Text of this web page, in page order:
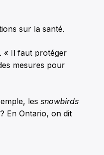
sur la santé.
« Il faut protéger
mesures pour
les snowbirds
En Ontario, on dit